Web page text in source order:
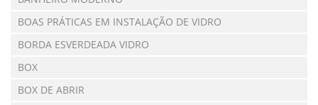
BOAS PRÁTICAS EM INSTALAÇÃO DE VIDRO
BORDA ESVERDEADA VIDRO
BOX
BOX DE ABRIR